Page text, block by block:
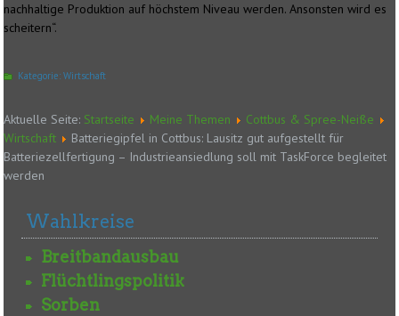
nachhaltige Produktion auf höchstem Niveau werden. Ansonsten wird es
scheitern“.
Kategorie:Wirtschaft
Aktuelle Seite: Startseite Meine Themen
Cottbus & Spree-Neiße
Wirtschaft
Batteriegipfel in Cottbus: Lausitz gut aufgestellt für
Batteriezellfertigung – Industrieansiedlung soll mit TaskForce begleitet
werden
Wahlkreise
Breitbandausbau
Flüchtlingspolitik
Sorben